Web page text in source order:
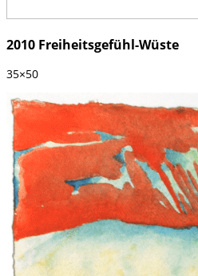
2010 Freiheitsgefühl-Wüste
35×50